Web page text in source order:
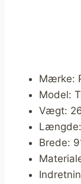
Mærke:
Model:
Vægt:
Brede: